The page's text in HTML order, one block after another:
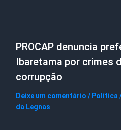
PROCAP denuncia
Ibaretama por crimes
corrupção
Deixe um comentário / Política
da Legnas